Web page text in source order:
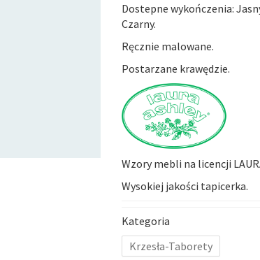
Dostepne wykończenia:
Czarny.
Ręcznie malowane.
Postarzane krawędzie.
Wzory mebli na licencji
Wysokiej jakości tapicerka.
Kategoria
Krzesła-Taborety